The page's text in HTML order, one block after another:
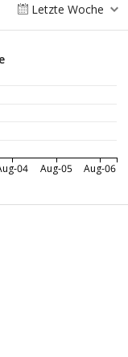
Letzte Woche
04 Aug-05 Aug-06